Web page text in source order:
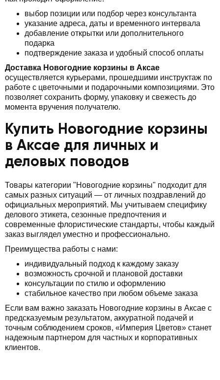
выбор позиции или подбор через консультанта
указание адреса, даты и временного интервала
добавление открытки или дополнительного
подарка
подтверждение заказа и удобный способ оплаты
Доставка Новогодние корзины в Аксае
осуществляется курьерами, прошедшими инструктаж по
работе с цветочными и подарочными композициями. Это
позволяет сохранить форму, упаковку и свежесть до
момента вручения получателю.
Купить Новогодние корзины
в Аксае для личных и
деловых поводов
Товары категории "Новогодние корзины" подходит для
самых разных ситуаций — от личных поздравлений до
официальных мероприятий. Мы учитываем специфику
делового этикета, сезонные предпочтения и
современные флористические стандарты, чтобы каждый
заказ выглядел уместно и профессионально.
Преимущества работы с нами:
индивидуальный подход к каждому заказу
возможность срочной и плановой доставки
консультации по стилю и оформлению
стабильное качество при любом объеме заказа
Если вам важно заказать Новогодние корзины в Аксае с
предсказуемым результатом, аккуратной подачей и
точным соблюдением сроков, «Империя Цветов» станет
надежным партнером для частных и корпоративных
клиентов.